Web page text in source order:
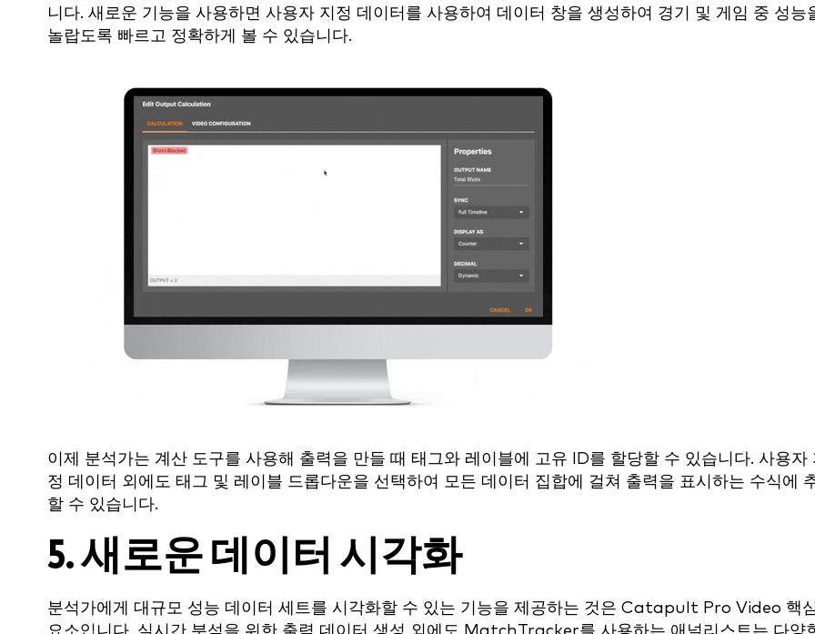
니다. 새로운 기능을 사용하면 사용자 지정 데이터를 사용하여 데이터 창을 생성하여 경기 및 게임 중 성능
놀랍도록 빠르고 정확하게 볼 수 있습니다.
이제 분석가는 계산 도구를 사용해 출력을 만들 때 태그와 레이블에 고유 ID를 할당할 수 있습니다. 사용자
정 데이터 외에도 태그 및 레이블 드롭다운을 선택하여 모든 데이터 집합에 걸쳐 출력을 표시하는 수식에
할 수 있습니다.
5. 새로운 데이터 시각화
분석가에게 대규모 성능 데이터 세트를 시각화할 수 있는 기능을 제공하는 것은 Catapult Pro Video 핵